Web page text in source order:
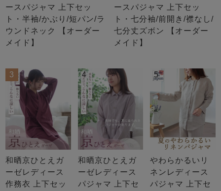
ースパジャマ 上下セッ
ト・半袖/かぶり/短パン/ラ
ウンドネック 【オーダー
メイド】
ースパジャマ 上下セッ
ト・七分袖/前開き/襟なし/
七分丈ズボン 【オーダー
メイド】
3
和晒京ひとえガ
ーゼレディース
作務衣 上下セッ
4
和晒京ひとえガ
ーゼレディース
パジャマ 上下セ
5
やわらかるいリ
ネンレディース
パジャマ 上下セ